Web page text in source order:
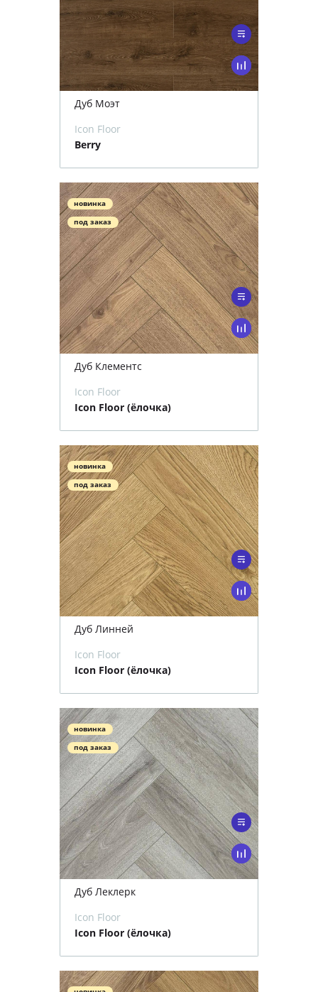
Дуб Моэт
Icon Floor
Berry
новинка
под заказ
Дуб Клементс
Icon Floor
Icon Floor (ёлочка)
новинка
под заказ
Дуб Линней
Icon Floor
Icon Floor (ёлочка)
новинка
под заказ
Дуб Леклерк
Icon Floor
Icon Floor (ёлочка)